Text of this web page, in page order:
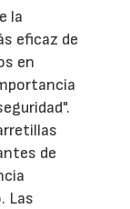
la
eficaz de
en
de
Las